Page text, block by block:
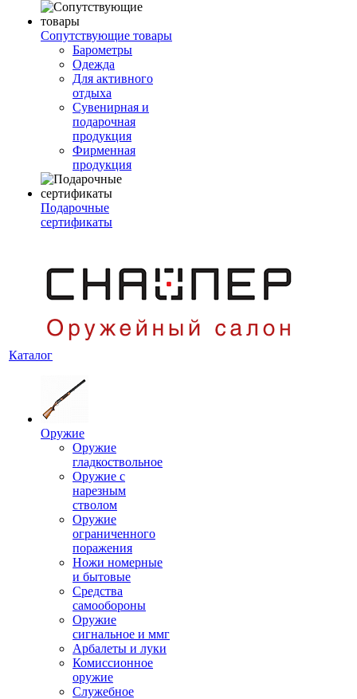
Сопутствующие товары
Барометры
Одежда
Для активного
отдыха
Сувенирная и
подарочная
продукция
Фирменная
продукция
Подарочные
сертификаты
Каталог
Оружие
Оружие
гладкоствольное
Оружие с
нарезным
стволом
Оружие
ограниченного
поражения
Ножи номерные
и бытовые
Средства
самообороны
Оружие
сигнальное и ммг
Арбалеты и луки
Комиссионное
оружие
Служебное